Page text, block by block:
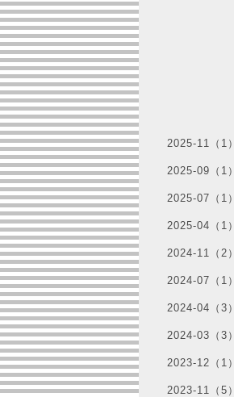
2025-11（1）
2025-09（1）
2025-07（1）
2025-04（1）
2024-11（2）
2024-07（1）
2024-04（3）
2024-03（3）
2023-12（1）
2023-11（5）